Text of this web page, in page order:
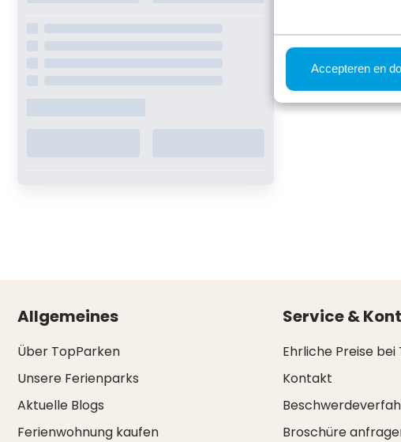
Accepteren en
Allgemeines
Über TopParken
Unsere Ferienparks
Aktuelle Blogs
Ferienwohnung kaufen
Service &
Ehrliche Preise
Kontakt
Broschüre